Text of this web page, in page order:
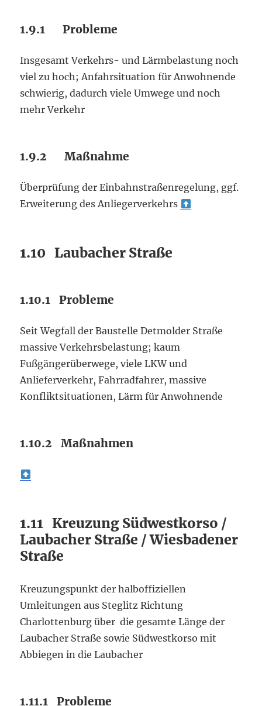
1.9.1 Probleme
Insgesamt Verkehrs- und Lärmbelastung noch
viel zu hoch; Anfahrsituation für Anwohnende
schwierig, dadurch viele Umwege und noch
mehr Verkehr
1.9.2 Maßnahme
Überprüfung der Einbahnstraßenregelung, ggf.
Erweiterung des Anliegerverkehrs
1.10 Laubacher Straße
1.10.1 Probleme
Seit Wegfall der Baustelle Detmolder Straße
massive Verkehrsbelastung; kaum
Fußgängerüberwege, viele LKW und
Anlieferverkehr, Fahrradfahrer, massive
Konfliktsituationen, Lärm für Anwohnende
1.10.2 Maßnahmen
1.11 Kreuzung Südwestkorso /
Laubacher Straße / Wiesbadener
Straße
Kreuzungspunkt der halboffiziellen
Umleitungen aus Steglitz Richtung
Charlottenburg über die gesamte Länge der
Laubacher Straße sowie Südwestkorso mit
Abbiegen in die Laubacher
1.11.1 Probleme